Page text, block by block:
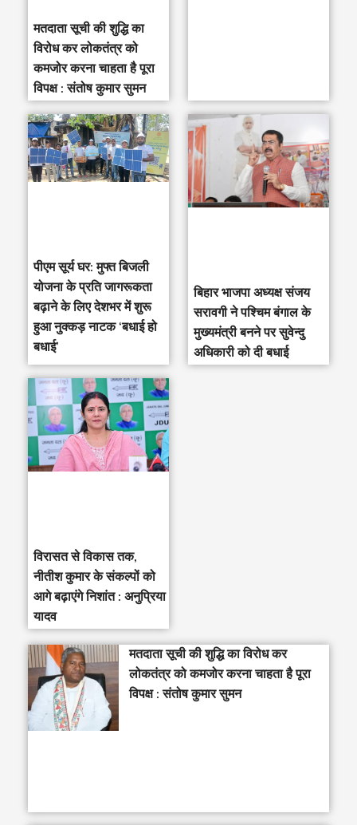
मतदाता सूची की शुद्धि का
विरोध कर लोकतंत्र को
कमजोर करना चाहता है पूरा
विपक्ष : संतोष कुमार सुमन
पीएम सूर्य घर: मुफ्त बिजली
योजना के प्रति जागरूकता
बढ़ाने के लिए देशभर में शुरू
हुआ नुक्कड़ नाटक ‘बधाई हो
बधाई’
‎बिहार भाजपा अध्यक्ष संजय
सरावगी ने पश्चिम बंगाल के
मुख्यमंत्री बनने पर सुवेन्दु
अधिकारी को दी बधाई
विरासत से विकास तक,
नीतीश कुमार के संकल्पों को
आगे बढ़ाएंगे निशांत : अनुप्रिया
यादव
मतदाता सूची की शुद्धि का विरोध कर
लोकतंत्र को कमजोर करना चाहता है पूरा
विपक्ष : संतोष कुमार सुमन